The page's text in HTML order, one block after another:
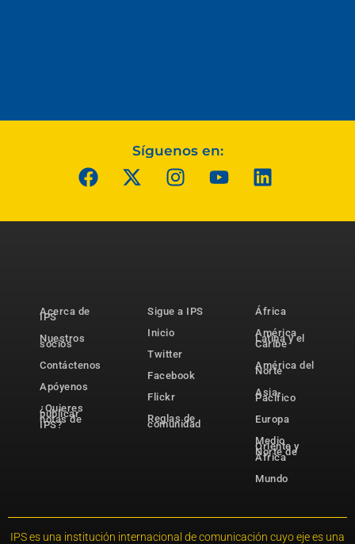
Síguenos en:
Acerca de
IPS
Nuestros
socios
Contáctenos
Apóyenos
¿Quieres
publicar
notas de
IPS?
Sigue a IPS
Inicio
Twitter
Facebook
Flickr
Reglas de
comunidad
África
América
Latina y el
Caribe
América del
Norte
Asia-
Pacífico
Europa
Medio
Oriente y
Norte de
África
Mundo
IPS es una institución internacional de comunicación cuyo eje es una